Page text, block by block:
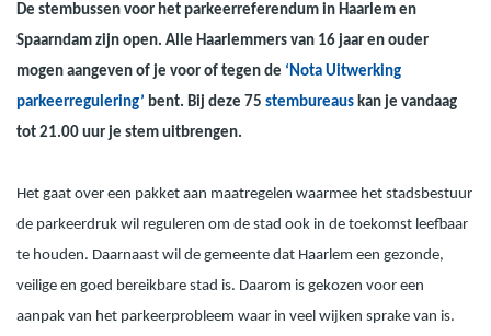
De stembussen voor het parkeerreferendum in Haarlem en
Spaarndam zijn open. Alle Haarlemmers van 16 jaar en ouder
mogen aangeven of je voor of tegen de ‘Nota Uitwerking
parkeerregulering’ bent. Bij deze 75 stembureaus kan je vandaag
tot 21.00 uur je stem uitbrengen.
Het gaat over een pakket aan maatregelen waarmee het stadsbestuur
de parkeerdruk wil reguleren om de stad ook in de toekomst leefbaar
te houden. Daarnaast wil de gemeente dat Haarlem een gezonde,
veilige en goed bereikbare stad is. Daarom is gekozen voor een
aanpak van het parkeerprobleem waar in veel wijken sprake van is.